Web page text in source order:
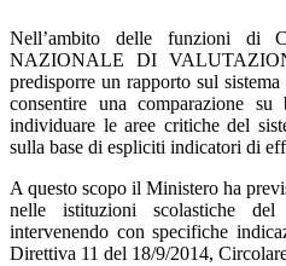
Nell’ambito delle funzioni di
NAZIONALE DI
predisporre un rapporto sul
consentire una comparazione
individuare le aree critiche del
sulla base di espliciti indicatori di
A questo scopo il Ministero ha
nelle istituzioni scolastiche del
intervenendo con specifiche
Direttiva 11 del 18/9/2014,